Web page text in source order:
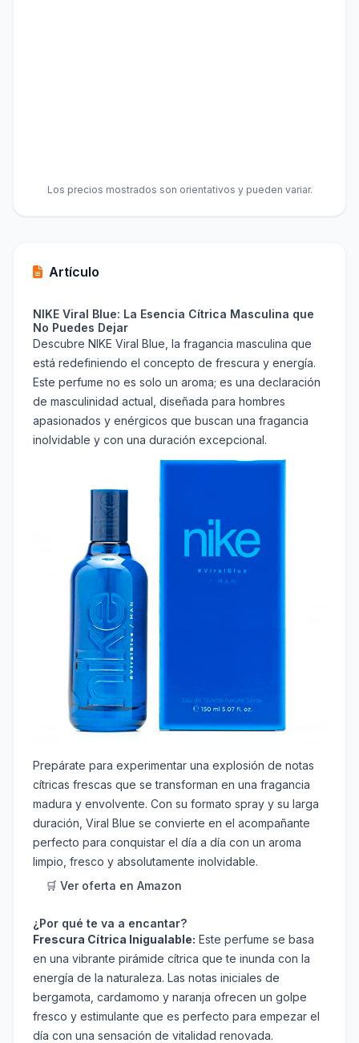
Los precios mostrados son orientativos y pueden variar.
Artículo
NIKE Viral Blue: La Esencia Cítrica Masculina que
No Puedes Dejar
Descubre NIKE Viral Blue, la fragancia masculina que
está redefiniendo el concepto de frescura y energía.
Este perfume no es solo un aroma; es una declaración
de masculinidad actual, diseñada para hombres
apasionados y enérgicos que buscan una fragancia
inolvidable y con una duración excepcional.
Prepárate para experimentar una explosión de notas
cítricas frescas que se transforman en una fragancia
madura y envolvente. Con su formato spray y su larga
duración, Viral Blue se convierte en el acompañante
perfecto para conquistar el día a día con un aroma
limpio, fresco y absolutamente inolvidable.
🛒 Ver oferta en Amazon
¿Por qué te va a encantar?
Frescura Cítrica Inigualable: Este perfume se basa
en una vibrante pirámide cítrica que te inunda con la
energía de la naturaleza. Las notas iniciales de
bergamota, cardamomo y naranja ofrecen un golpe
fresco y estimulante que es perfecto para empezar el
día con una sensación de vitalidad renovada.